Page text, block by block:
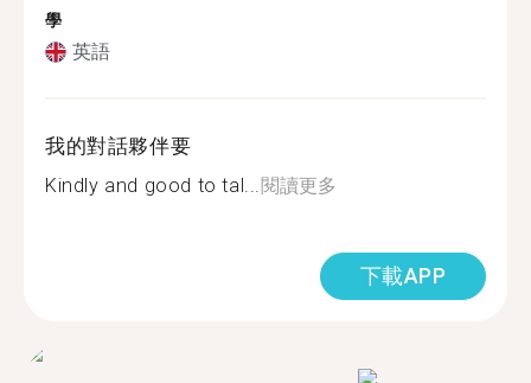
學
英語
我的對話夥伴要
Kindly and good to tal...閱讀更多
下載APP